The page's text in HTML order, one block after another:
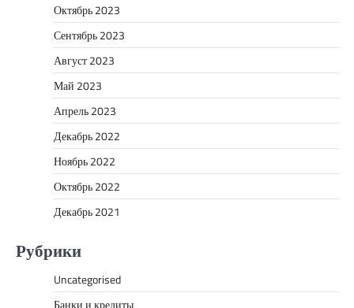
Октябрь 2023
Сентябрь 2023
Август 2023
Май 2023
Апрель 2023
Декабрь 2022
Ноябрь 2022
Октябрь 2022
Декабрь 2021
Рубрики
Uncategorised
Банки и кредиты